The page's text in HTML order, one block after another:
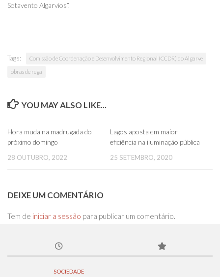
Sotavento Algarvios”.
Tags: Comissão de Coordenação e Desenvolvimento Regional (CCDR) do Algarve
obras de rega
YOU MAY ALSO LIKE...
Hora muda na madrugada do
próximo domingo
28 OUTUBRO, 2022
Lagos aposta em maior
eficiência na iluminação pública
25 SETEMBRO, 2020
DEIXE UM COMENTÁRIO
Tem de iniciar a sessão para publicar um comentário.
SOCIEDADE